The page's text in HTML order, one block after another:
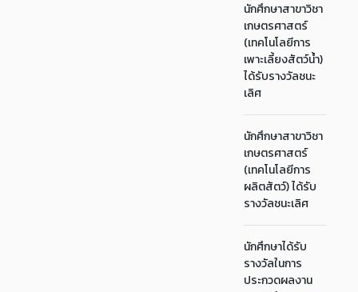
นักศึกษาสาขาวิชา
เกษตรศาสตร์
(เทคโนโลยีการ
เพาะเลี้ยงสัตว์น้ำ)
ได้รับรางวัลชนะ
เลิศ
นักศึกษาสาขาวิชา
เกษตรศาสตร์
(เทคโนโลยีการ
ผลิตสัตว์) ได้รับ
รางวัลชนะเลิศ
นักศึกษาได้รับ
รางวัลในการ
ประกวดผลงาน